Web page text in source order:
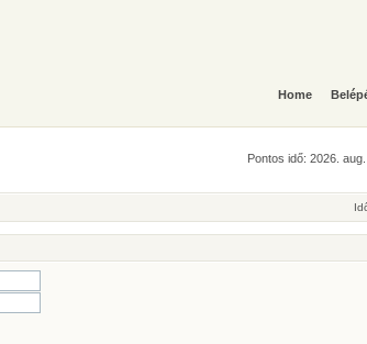
Home
Pontos idő: 2026.